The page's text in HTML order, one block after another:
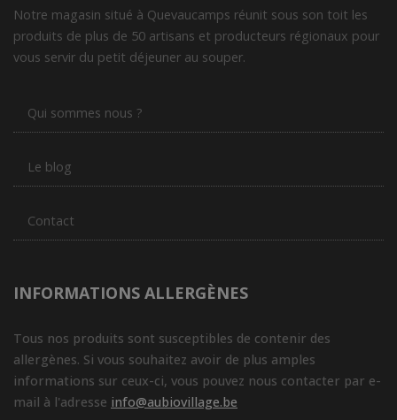
Notre magasin situé à Quevaucamps réunit sous son toit les
produits de plus de 50 artisans et producteurs régionaux pour
vous servir du petit déjeuner au souper.
Qui sommes nous ?
Le blog
Contact
INFORMATIONS ALLERGÈNES
Tous nos produits sont susceptibles de contenir des
allergènes. Si vous souhaitez avoir de plus amples
informations sur ceux-ci, vous pouvez nous contacter par e-
mail à l'adresse info@aubiovillage.be